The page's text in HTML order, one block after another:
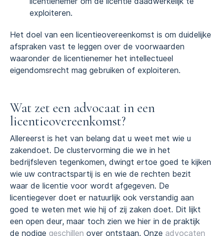
exploiteren.
Het doel van een licentieovereenkomst is om duidelijke
afspraken vast te leggen over de voorwaarden
waaronder de licentienemer het intellectueel
eigendomsrecht mag gebruiken of exploiteren.
Wat zet een advocaat in een
licentieovereenkomst?
Allereerst is het van belang dat u weet met wie u
zakendoet. De clustervorming die we in het
bedrijfsleven tegenkomen, dwingt ertoe goed te kijken
wie uw contractspartij is en wie de rechten bezit
waar de licentie voor wordt afgegeven. De
licentiegever doet er natuurlijk ook verstandig aan
goed te weten met wie hij of zij zaken doet. Dit lijkt
een open deur, maar toch zien we hier in de praktijk
de nodige geschillen over ontstaan. Onze advocaten